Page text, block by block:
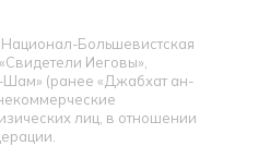
Большевистская
Иеговы»,
Шам» (ранее «Джабхат ан-
лиц, в отношении